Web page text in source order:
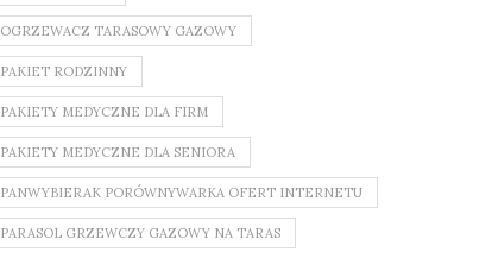
OGRZEWACZ TARASOWY GAZOWY
PAKIET RODZINNY
PAKIETY MEDYCZNE DLA FIRM
PAKIETY MEDYCZNE DLA SENIORA
PANWYBIERAK PORÓWNYWARKA OFERT INTERNETU
PARASOL GRZEWCZY GAZOWY NA TARAS